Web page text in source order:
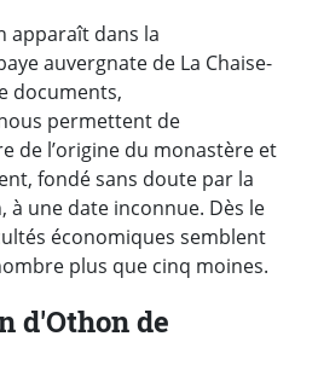
apparaît dans la
auvergnate de La Chaise-
documents,
permettent de
de l’origine du monastère et
fondé sans doute par la
à une date inconnue. Dès le
économiques semblent
plus que cinq moines.
d'Othon de